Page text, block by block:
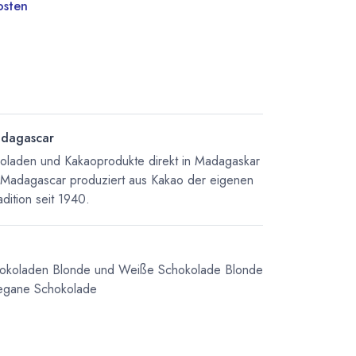
und Kakaoprodukte direkt in Madagaskar
produziert aus Kakao der eigenen
seit 1940.
Blonde und Weiße Schokolade Blonde
Schokolade